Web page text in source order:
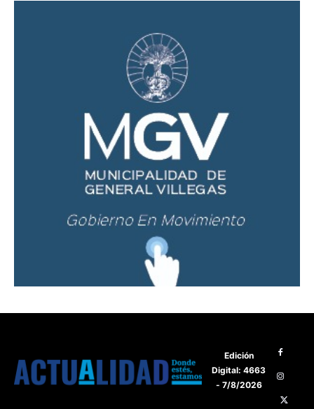
Edición
Digital: 4663
- 7/8/2026